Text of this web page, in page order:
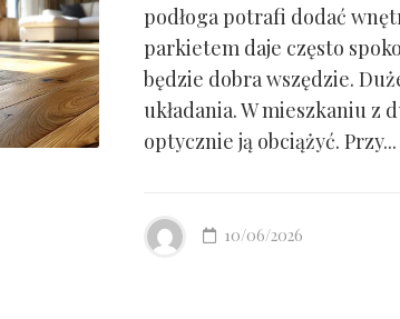
podłoga potrafi dodać
parkietem daje często
będzie dobra wszędzie.
układania. W mieszkaniu z
optycznie ją obciążyć. Przy...
10/06/2026